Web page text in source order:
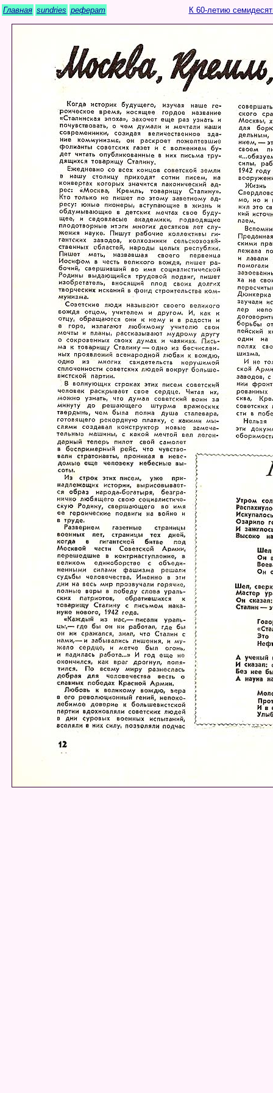
Главная sundries реферат К 60-летию